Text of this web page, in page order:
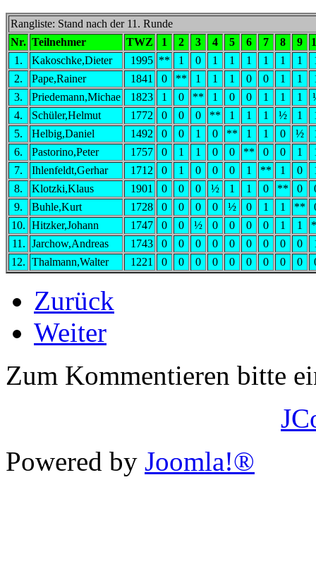
Rangliste: Stand nach der 11. Runde
Nr. Teilnehmer TWZ 1 2 3 4 5 6 7 8 9
1.
Kakoschke,Dieter 1995 ** 1 0 1 1 1 1 1 1
2.
Pape,Rainer 1841 0 ** 1 1 1 0 0 1 1
3.
Priedemann,Michae 1823 1 0 ** 1 0 0 1 1 1
4.
Schüler,Helmut 1772 0 0 0 ** 1 1 1 ½ 1
5.
Helbig,Daniel 1492 0 0 1 0 ** 1 1 0 ½
6.
Pastorino,Peter 1757 0 1 1 0 0 ** 0 0 1
7.
Ihlenfeldt,Gerhar 1712 0 1 0 0 0 1 ** 1 0
8.
Klotzki,Klaus 1901 0 0 0 ½ 1 1 0 ** 0
9.
Buhle,Kurt 1728 0 0 0 0 ½ 0 1 1 **
10. Hitzker,Johann 1747 0 0 ½ 0 0 0 0 1 1
11. Jarchow,Andreas 1743 0 0 0 0 0 0 0 0 0
12. Thalmann,Walter 1221 0 0 0 0 0 0 0 0 0
Zurück
Weiter
Zum Kommentieren bitte
Powered by Joomla!®